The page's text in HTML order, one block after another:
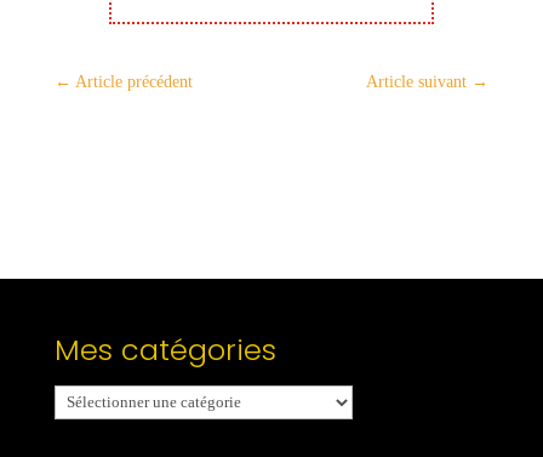
← Article précédent Article suivant →
Mes catégories
Mes
catégories